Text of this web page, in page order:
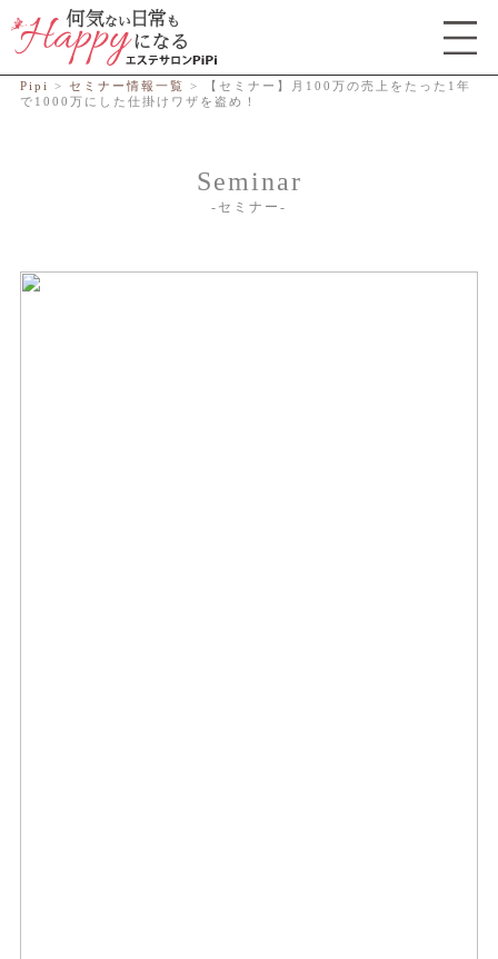
Pipi > セミナー情報一覧 >
【セミナー】月100万の売上をたった1年
で1000万にした仕掛けワザを盗め！
Seminar
セミナー